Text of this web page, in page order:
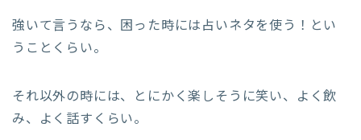
強いて言うなら、困った時には占いネタを使う！とい
うことくらい。
それ以外の時には、とにかく楽しそうに笑い、よく飲
み、よく話すくらい。